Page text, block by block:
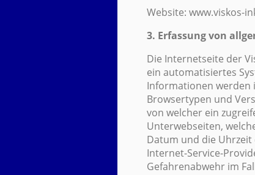
Website: www.viskos-
3. Erfassung von
Die Internetseite der
ein automatisiertes
Informationen werden
Browsertypen und
von welcher ein
Unterwebseiten,
Datum und die Uhrzeit
Internet-Service-
Gefahrenabwehr im